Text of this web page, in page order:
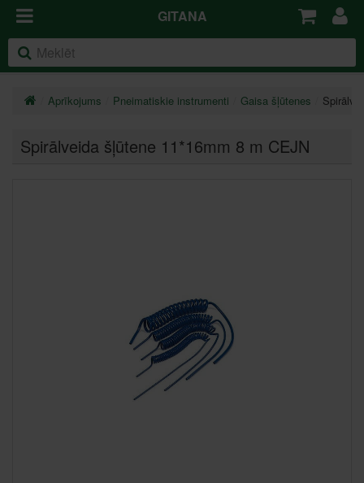
GITANA
Aprīkojums Pneimatiskie instrumenti Gaisa šļūtenes
Spirālveida šļūtene 11*16mm 8 m CEJN